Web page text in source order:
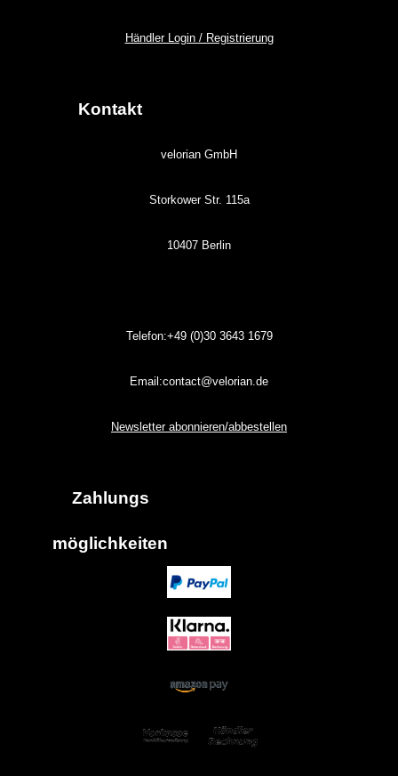
Händler Login / Registrierung
Kontakt
velorian GmbH
Storkower Str. 115a
10407 Berlin
Telefon:+49 (0)3036431679
Email:contact@velorian.de
Newsletter abonnieren/abbestellen
Zahlungs
möglich keiten